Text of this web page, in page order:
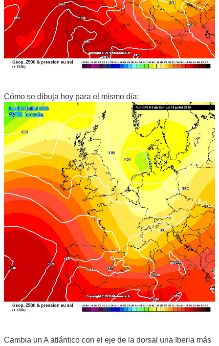
Cómo se dibuja hoy para el mismo día:
Cambia un A atlántico con el eje de la dorsal una Iberia más